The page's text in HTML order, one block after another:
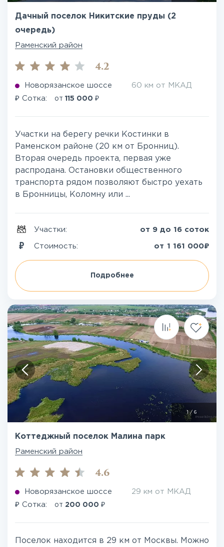
Дачный поселок Никитские пруды (2
очередь)
Раменский район
4.2
Новорязанское шоссе 60 км от МКАД
₽ Сотка: от 115 000 ₽
Участки на берегу речки Костинки в
Раменском районе (20 км от Бронниц).
Вторая очередь проекта, первая уже
распродана. Остановки общественного
транспорта рядом позволяют быстро уехать
в Бронницы, Коломну или ...
Участки: от 9 до 16 соток
Стоимость: от 1 161 000₽
Подробнее
1/ 6
Коттеджный поселок Малина парк
Раменский район
4.6
Новорязанское шоссе 29 км от МКАД
₽ Сотка: от 200 000 ₽
Поселок находится в 29 км от Москвы. Можно